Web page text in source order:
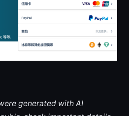
generated with AI